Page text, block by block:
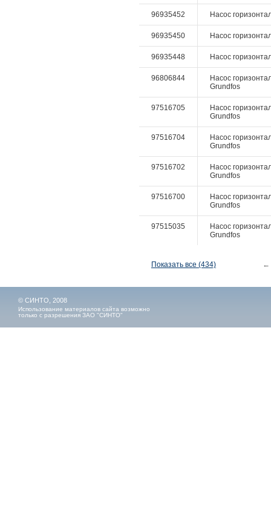
96935452 Насос
96935450 Насос
96935448 Насос
96806844
Насос
Grundfos
97516705
Насос
Grundfos
97516704
Насос
Grundfos
97516702
Насос
Grundfos
97516700
Насос
Grundfos
97515035
Насос
Grundfos
Показать все (434) ←
© СИНТО, 2008
Использование материалов сайта возможно
только с разрешения ЗАО "СИНТО"